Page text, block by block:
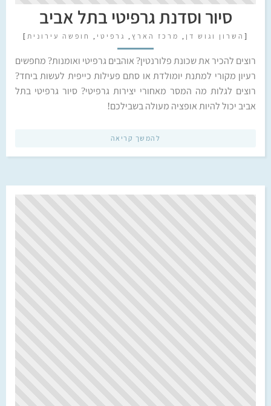
סיור וסדנת גרפיטי בתל אביב
[ השרון וגוש דן , מרכז הארץ , גרפיטי , חופשה עירונית ]
רוצים להכיר את שכונת פלורנטין? אוהבים גרפיטי ואומנות? מחפשים
רעיון מקורי למתנת יומולדת או סתם פעילות כייפית לעשות ביחד?
רוצים לגלות מה המסר מאחורי יצירות גרפיטי? סיור גרפיטי בתל
אביב יכול להיות אופציה מעולה בשבילכם!
להמשך קריאה